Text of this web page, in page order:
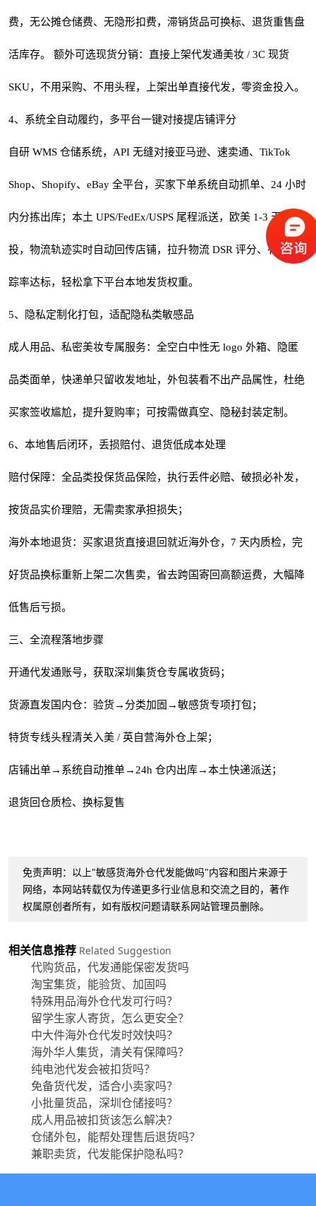
费，无公摊仓储费、无隐形扣费，滞销货品可换标、退货重售盘
活库存。 额外可选现货分销：直接上架代发通美妆 / 3C 现货
SKU，不用采购、不用头程，上架出单直接代发，零资金投入。
4、系统全自动履约，多平台一键对接提店铺评分
自研 WMS 仓储系统，API 无缝对接亚马逊、速卖通、TikTok
Shop、Shopify、eBay 全平台，买家下单系统自动抓单、24 小时
内分拣出库；本土 UPS/FedEx/USPS 尾程派送，欧美 1-3 天妥
投，物流轨迹实时自动回传店铺，拉升物流 DSR 评分、有效追
踪率达标，轻松拿下平台本地发货权重。
5、隐私定制化打包，适配隐私类敏感品
成人用品、私密美妆专属服务：全空白中性无 logo 外箱、隐匿
品类面单，快递单只留收发地址，外包装看不出产品属性，杜绝
买家签收尴尬，提升复购率；可按需做真空、隐秘封装定制。
6、本地售后闭环，丢损赔付、退货低成本处理
赔付保障：全品类投保货品保险，执行丢件必赔、破损必补发，
按货品实价理赔，无需卖家承担损失；
海外本地退货：买家退货直接退回就近海外仓，7 天内质检，完
好货品换标重新上架二次售卖，省去跨国寄回高额运费，大幅降
低售后亏损。
三、全流程落地步骤
开通代发通账号，获取深圳集货仓专属收货码；
货源直发国内仓：验货→分类加固→敏感货专项打包；
特货专线头程清关入美 / 英自营海外仓上架；
店铺出单→系统自动推单→24h 仓内出库→本土快递派送；
退货回仓质检、换标复售
免责声明：以上"敏感货海外仓代发能做吗"内容和图片来源于
网络，本网站转载仅为传递更多行业信息和交流之目的，著作
权属原创者所有，如有版权问题请联系网站管理员删除。
相关信息推荐 Related Suggestion
代购货品，代发通能保密发货吗
淘宝集货，能验货、加固吗
特殊用品海外仓代发可行吗？
留学生家人寄货，怎么更安全？
中大件海外仓代发时效快吗？
海外华人集货，清关有保障吗？
纯电池代发会被扣货吗？
免备货代发，适合小卖家吗？
小批量货品，深圳仓储接吗？
成人用品被扣货该怎么解决？
仓储外包，能帮处理售后退货吗？
兼职卖货，代发能保护隐私吗？